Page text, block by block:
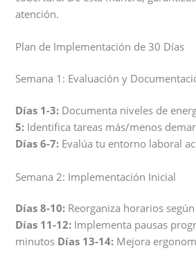
atención.
Plan de Implementación de 30 Días
Semana 1: Evaluación y
Días 1-3: Documenta niveles de
5: Identifica tareas más/menos
Días 6-7: Evalúa tu entorno laboral
Semana 2: Implementación Inicial
Días 8-10: Reorganiza horarios
Días 11-12: Implementa pausas
minutos Días 13-14: Mejora